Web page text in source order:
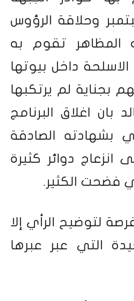
وحلاقة الرؤوس
تقوم به
الاسلحة داخل بيوتها
بجناية لم يرتكبها
اغلاق البرنامج
بشهادته الصادقة
انزعاج دوائر كثيرة
فضحت الكثير.
لتوضيح الرأي إلا
التي عبر عبرها